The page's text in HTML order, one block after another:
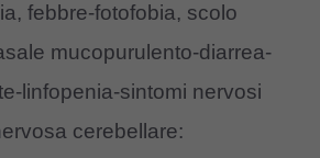
febbre-fotofobia, scolo
mucopurulento-diarrea-
linfopenia-sintomi nervosi
cerebellare: